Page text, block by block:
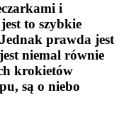
i
to szybkie
prawda jest
niemal równie
krokietów
są o niebo